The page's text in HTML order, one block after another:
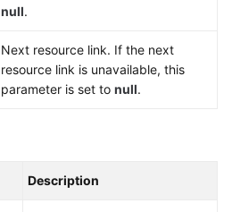
null.
Next resource link. If the next
resource link is unavailable, this
parameter is set to null.
Description